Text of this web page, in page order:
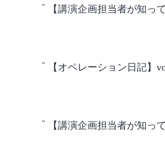
【講演企画担当者が知っ
【オペレーション日記
【講演企画担当者が知っ